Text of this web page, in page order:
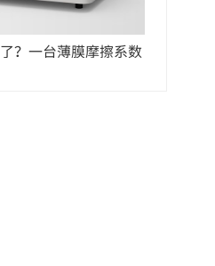
？一台薄膜摩擦系数
原因找出来